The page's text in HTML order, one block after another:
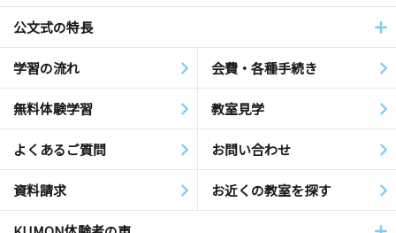
公文式の特長
学習の流れ 会費・各種手続き
無料体験学習 教室見学
よくあるご質問 お問い合わせ
資料請求 お近くの教室を探す